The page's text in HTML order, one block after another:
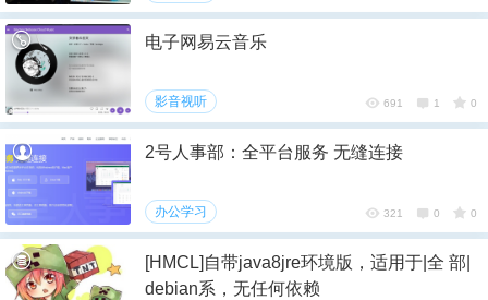
电子网易云音乐
影音视听 691 1 0
2号人事部：全平台服务 无缝连接
办公学习 321 0 0
[HMCL]自带java8jre环境版，适用于|全 部|
debian系，无任何依赖